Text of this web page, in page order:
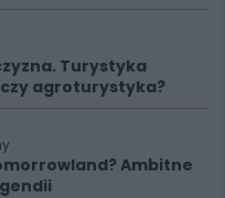
Turystyka
agroturystyka?
Ambitne